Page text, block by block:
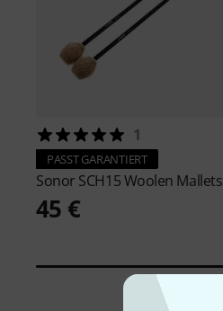
1
PASST GARANTIERT
Sonor SCH15 Woolen Mallets
45 €